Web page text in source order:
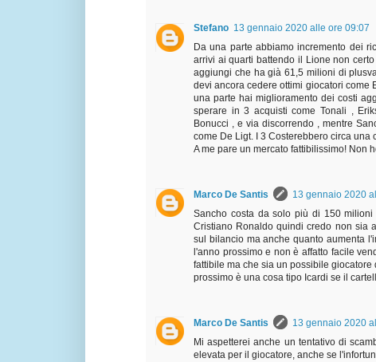
Stefano 13 gennaio 2020 alle ore 09:07
Da una parte abbiamo incremento dei
arrivi ai quarti battendo il Lione non
aggiungi che ha già 61,5 milioni di
devi ancora cedere ottimi giocatori come
una parte hai miglioramento dei costi
sperare in 3 acquisti come Tonali ,
Bonucci , e via discorrendo , mentre
come De Ligt. I 3 Costerebbero circa una
A me pare un mercato fattibilissimo! Non
Marco De Santis
13 gennaio 2020
Sancho costa da solo più di 150
Cristiano Ronaldo quindi credo non sia
sul bilancio ma anche quanto aumenta
l'anno prossimo e non è affatto facile
fattibile ma che sia un possibile
prossimo è una cosa tipo Icardi se il
Marco De Santis
13 gennaio 2020
Mi aspetterei anche un tentativo di
elevata per il giocatore, anche se